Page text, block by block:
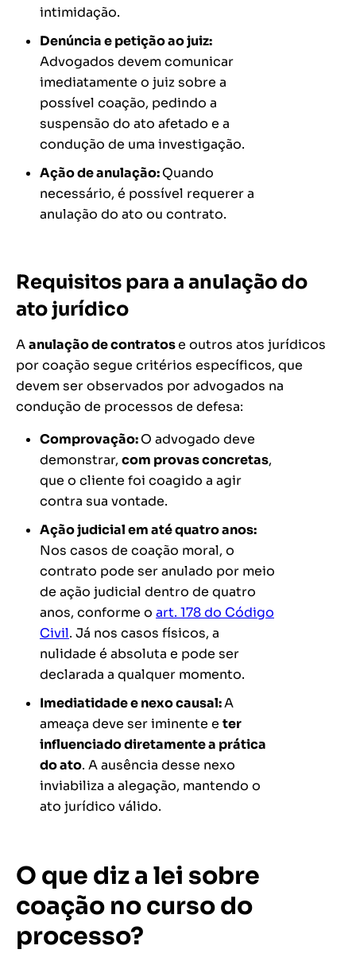
intimidação.
Denúncia e petição ao juiz:
Advogados devem comunicar
imediatamente o juiz sobre a
possível coação, pedindo a
suspensão do ato afetado e a
condução de uma investigação.
Ação de anulação:Quando
necessário, é possível requerer a
anulação do ato ou contrato.
Requisitos para a anulação do
ato jurídico
Aanulação de contratose outros atos jurídicos
por coação segue critérios específicos, que
devem ser observados por advogados na
condução de processos de defesa:
Comprovação:O advogado deve
demonstrar, com provas concretas,
que o cliente foi coagido a agir
contra sua vontade.
Ação judicial em até quatro anos:
Nos casos de coação moral, o
contrato pode ser anulado por meio
de ação judicial dentro de quatro
anos, conforme o art. 178 do Código
Civil. Já nos casos físicos, a
nulidade é absoluta e pode ser
declarada a qualquer momento​.
Imediatidade e nexo causal:A
ameaça deve ser iminente e ter
influenciado diretamente a prática
do ato. A ausência desse nexo
inviabiliza a alegação, mantendo o
ato jurídico válido​.
O que diz a lei sobre
coação no curso do
processo?